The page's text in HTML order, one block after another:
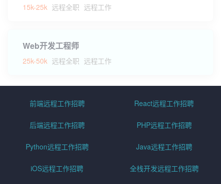
15k-25k 远程全职 远程工作
Web开发工程师
25k-50k 远程全职 远程工作
前端远程工作招聘 React远程工作招聘
后端远程工作招聘 PHP远程工作招聘
Python远程工作招聘 Java远程工作招聘
iOS远程工作招聘 全栈开发远程工作招聘